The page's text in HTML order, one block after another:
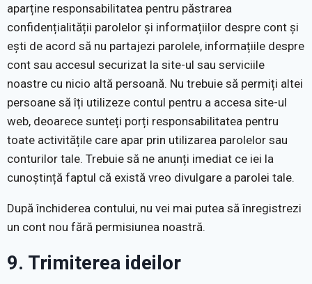
aparține responsabilitatea pentru păstrarea
confidențialității parolelor și informațiilor despre cont și
ești de acord să nu partajezi parolele, informațiile despre
cont sau accesul securizat la site-ul sau serviciile
noastre cu nicio altă persoană. Nu trebuie să permiți altei
persoane să îți utilizeze contul pentru a accesa site-ul
web, deoarece sunteți porți responsabilitatea pentru
toate activitățile care apar prin utilizarea parolelor sau
conturilor tale. Trebuie să ne anunți imediat ce iei la
cunoștință faptul că există vreo divulgare a parolei tale.
După închiderea contului, nu vei mai putea să înregistrezi
un cont nou fără permisiunea noastră.
9. Trimiterea ideilor